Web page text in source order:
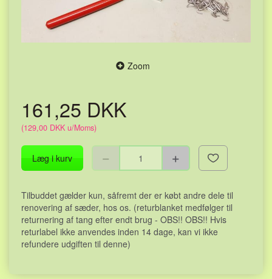
Zoom
161,25 DKK
(129,00 DKK u/Moms)
Læg i kurv
Tilbuddet gælder kun, såfremt der er købt andre dele til
renovering af sæder, hos os. (returblanket medfølger til
returnering af tang efter endt brug - OBS!! OBS!! Hvis
returlabel ikke anvendes inden 14 dage, kan vi ikke
refundere udgiften til denne)